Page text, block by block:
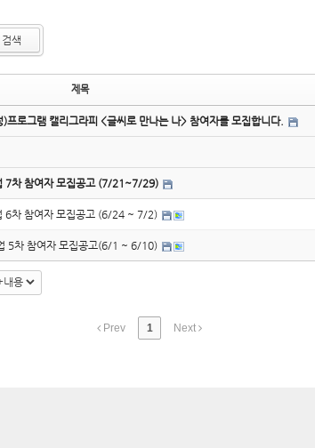
검색
제목
로그램 캘리그라피 <글씨로 만나는 나> 참여자를 모집합니다.
7차 참여자 모집공고 (7/21~7/29)
6차 참여자 모집공고 (6/24 ~ 7/2)
5차 참여자 모집공고(6/1 ~ 6/10)
Prev 1 Next